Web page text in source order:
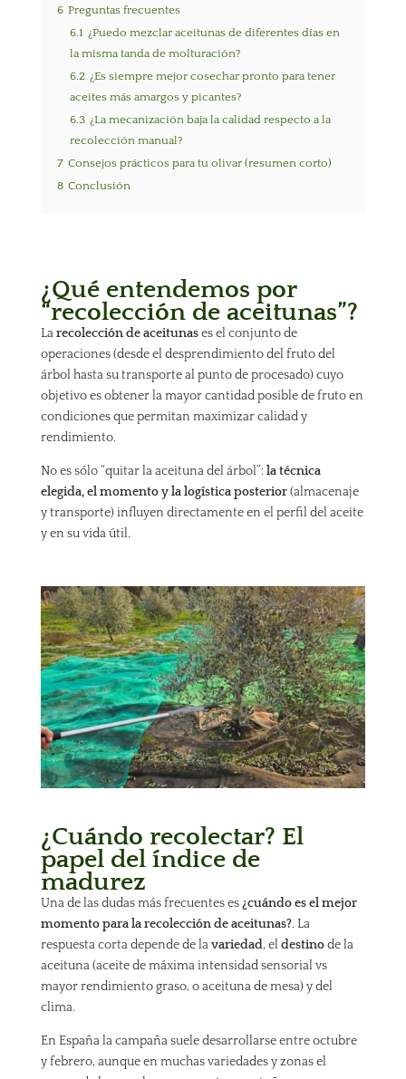
6 Preguntas frecuentes
6.1 ¿Puedo mezclar aceitunas de diferentes días en
la misma tanda de molturación?
6.2 ¿Es siempre mejor cosechar pronto para tener
aceites más amargos y picantes?
6.3 ¿La mecanización baja la calidad respecto a la
recolección manual?
7 Consejos prácticos para tu olivar (resumen corto)
8 Conclusión
¿Qué entendemos por
“recolección de aceitunas”?
Larecolección de aceitunases el conjunto de
operaciones (desde el desprendimiento del fruto del
árbol hasta su transporte al punto de procesado) cuyo
objetivo es obtener la mayor cantidad posible de fruto en
condiciones que permitan maximizar calidad y
rendimiento.
No es sólo “quitar la aceituna del árbol”:la técnica
elegida, el momento y la logística posterior(almacenaje
y transporte) influyen directamente en el perfil del aceite
y en su vida útil.
¿Cuándo recolectar? El
papel del índice de
madurez
Una de las dudas más frecuentes es ¿cuándo es el mejor
momento para la recolección de aceitunas?. La
respuesta corta depende de lavariedad, eldestinode la
aceituna (aceite de máxima intensidad sensorial vs
mayor rendimiento graso, o aceituna de mesa) y del
clima.
En España la campaña suele desarrollarse entre octubre
y febrero, aunque en muchas variedades y zonas el